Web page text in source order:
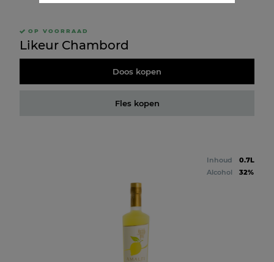
OP VOORRAAD
Likeur Chambord
Doos kopen
Fles kopen
Inhoud
0.7L
Alcohol
32%